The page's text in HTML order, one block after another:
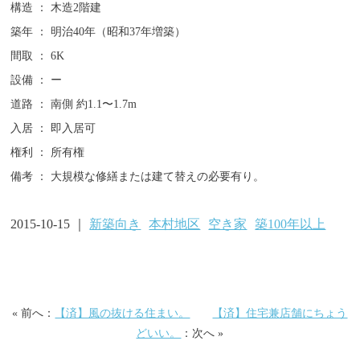
構造 ：
木造2階建
築年 ：
明治40年（昭和37年増築）
間取 ：
6K
設備 ：
ー
道路 ：
南側 約1.1〜1.7m
入居 ：
即入居可
権利 ：
所有権
備考 ：
大規模な修繕または建て替えの必要有り。
2015-10-15 ｜ 新築向き 本村地区 空き家 築100年以上
« 前へ： 【済】風の抜ける住まい。
【済】住宅兼店舗にちょう
どいい。
：次へ »